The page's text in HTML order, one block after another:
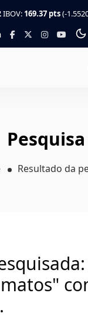
IBOV: 169.37 pts(-
Pesquisa
Resultado da